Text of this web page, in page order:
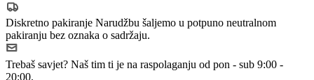
Diskretno pakiranje Narudžbu šaljemo u potpuno neutralnom
pakiranju bez oznaka o sadržaju.
Trebaš savjet? Naš tim ti je na raspolaganju od pon - sub 9:00 -
20:00.